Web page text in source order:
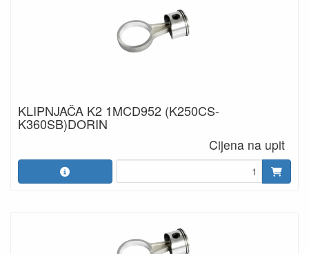
KLIPNJAČA K2 1MCD952 (K250CS-
K360SB)DORIN
Cijena na upit